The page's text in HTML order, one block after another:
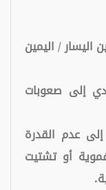
اليسار / اليمين
إلى صعوبات
عدم القدرة
أو تشتيت